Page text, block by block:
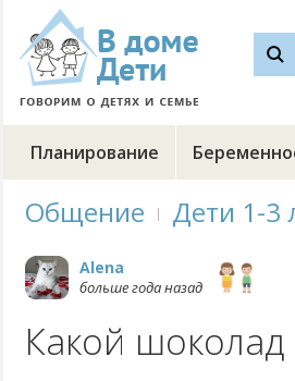
Планирование
Общение Дети 1-3
Alena
больше года назад
Какой